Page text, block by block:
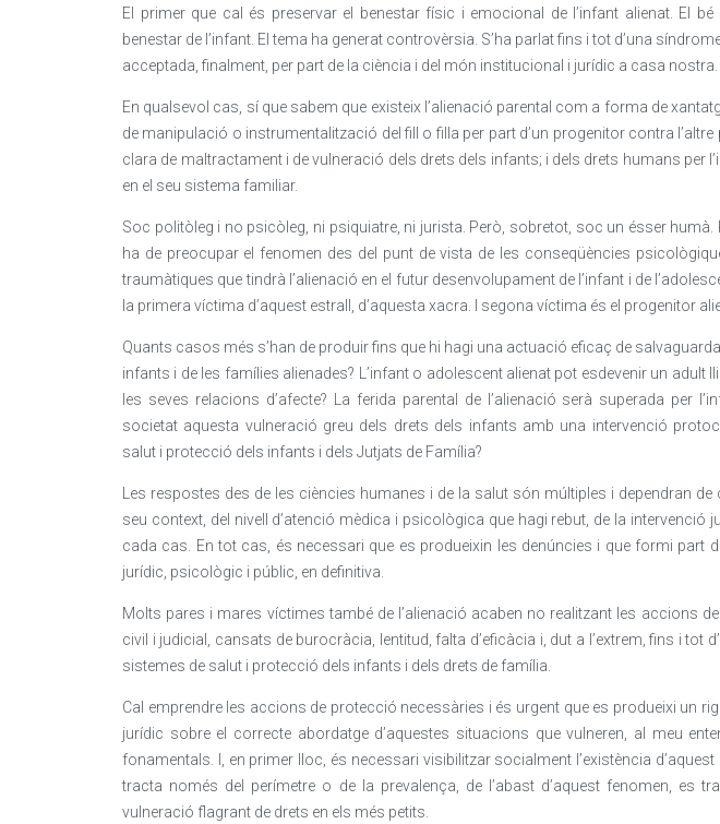
El primer que cal és preservar el benestar físic i emocional de l’infant alienat. El
benestar de l’infant. El tema ha generat controvèrsia. S’ha parlat fins i tot d’una
acceptada, finalment, per part de la ciència i del món institucional i jurídic a casa nostra.
En qualsevol cas, sí que sabem que existeix l’alienació parental com a forma de
de manipulació o instrumentalització del fill o filla per part d’un progenitor contra
clara de maltractament i de vulneració dels drets dels infants; i dels drets humans per
en el seu sistema familiar.
Soc politòleg i no psicòleg, ni psiquiatre, ni jurista. Però, sobretot, soc un ésser humà.
ha de preocupar el fenomen des del punt de vista de les conseqüències
traumàtiques que tindrà l’alienació en el futur desenvolupament de l’infant i de
la primera víctima d’aquest estrall, d’aquesta xacra. I segona víctima és el progenitor
Quants casos més s’han de produir fins que hi hagi una actuació eficaç de
infants i de les famílies alienades? L’infant o adolescent alienat pot esdevenir un adult
les seves relacions d’afecte? La ferida parental de l’alienació serà superada per
societat aquesta vulneració greu dels drets dels infants amb una intervenció
salut i protecció dels infants i dels Jutjats de Família?
Les respostes des de les ciències humanes i de la salut són múltiples i dependran de
seu context, del nivell d’atenció mèdica i psicològica que hagi rebut, de la intervenció
cada cas. En tot cas, és necessari que es produeixin les denúncies i que formi part
jurídic, psicològic i públic, en definitiva.
Molts pares i mares víctimes també de l’alienació acaben no realitzant les accions
civil i judicial, cansats de burocràcia, lentitud, falta d’eficàcia i, dut a l’extrem, fins i tot
sistemes de salut i protecció dels infants i dels drets de família.
Cal emprendre les accions de protecció necessàries i és urgent que es produeixi un
jurídic sobre el correcte abordatge d’aquestes situacions que vulneren, al meu
fonamentals. I, en primer lloc, és necessari visibilitzar socialment l’existència
tracta només del perímetre o de la prevalença, de l’abast d’aquest fenomen, es
vulneració flagrant de drets en els més petits.